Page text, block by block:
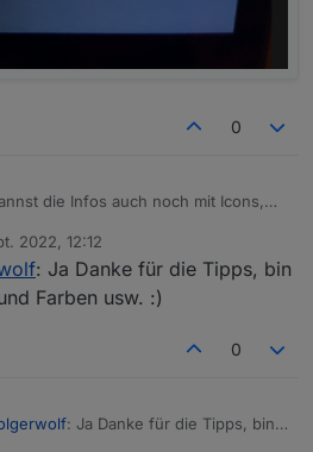
0
die Infos auch noch mit Icons,
2022, 12:12
: Ja Danke für die Tipps, bin
Farben usw. :)
0
: Ja Danke für die Tipps, bin